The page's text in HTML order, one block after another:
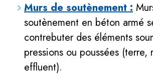
Murs de soutènement :
soutènement en béton armé
contrebuter des éléments
pressions ou poussées (terre,
effluent).